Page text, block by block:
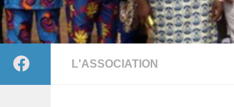
L'ASSOCIATION